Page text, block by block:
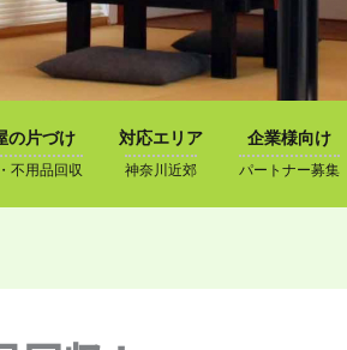
の片づけ
不用品回収
対応エリア
神奈川近郊
企業様向け
パートナー募集